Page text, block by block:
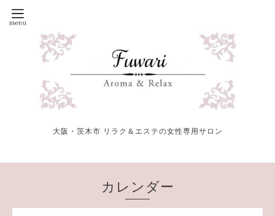
大阪・茨木市 リラク＆エステの女性専用サロン
カレンダー